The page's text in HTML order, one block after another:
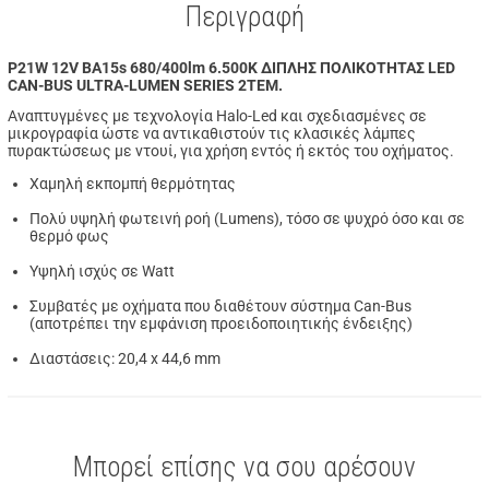
Περιγραφή
P21W 12V BA15s 680/400lm 6.500K ΔΙΠΛΗΣ ΠΟΛΙΚΟΤΗΤΑΣ LED
CAN-BUS ULTRA-LUMEN SERIES 2ΤΕΜ.
Αναπτυγμένες με τεχνολογία Halo-Led και σχεδιασμένες σε
μικρογραφία ώστε να αντικαθιστούν τις κλασικές λάμπες
πυρακτώσεως με ντουί, για χρήση εντός ή εκτός του οχήματος.
Χαμηλή εκπομπή θερμότητας
Πολύ υψηλή φωτεινή ροή (Lumens), τόσο σε ψυχρό όσο και σε
θερμό φως
Υψηλή ισχύς σε Watt
Συμβατές με οχήματα που διαθέτουν σύστημα Can-Bus
(αποτρέπει την εμφάνιση προειδοποιητικής ένδειξης)
Διαστάσεις: 20,4 x 44,6 mm
Μπορεί επίσης να σου αρέσουν